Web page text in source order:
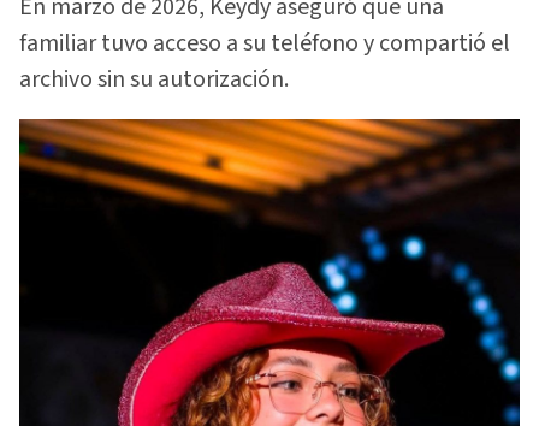
En marzo de 2026, Keydy aseguró que una
familiar tuvo acceso a su teléfono y compartió el
archivo sin su autorización.